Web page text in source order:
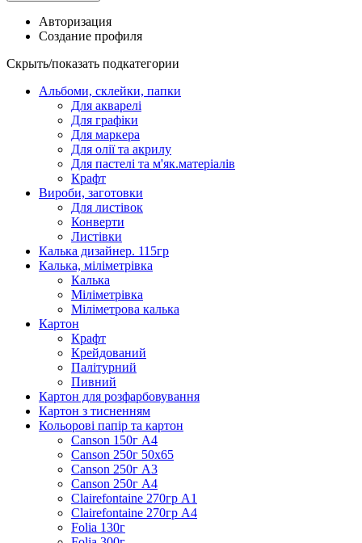
Авторизация
Создание профиля
Скрыть/показать подкатегории
Альбоми, склейки, папки
Для акварелі
Для графіки
Для маркера
Для олії та акрилу
Для пастелі та м'як.матеріалів
Крафт
Вироби, заготовки
Для листівок
Конверти
Листівки
Калька дизайнер. 115гр
Калька, міліметрівка
Калька
Міліметрівка
Міліметрова калька
Картон
Крафт
Крейдований
Палітурний
Пивний
Картон для розфарбовування
Картон з тисненням
Кольорові папір та картон
Canson 150г А4
Canson 250г 50х65
Canson 250г А3
Canson 250г А4
Clairefontaine 270гр А1
Clairefontaine 270гр А4
Folia 130г